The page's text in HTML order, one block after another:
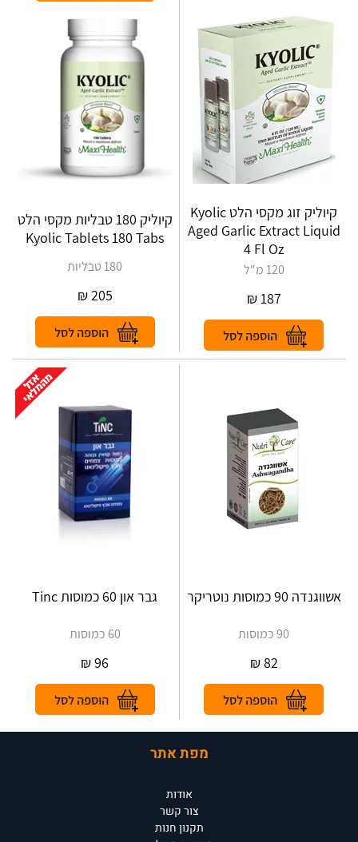
קיוליק זוג מקסי הלט Kyolic
Aged Garlic Extract Liquid
4 Fl Oz
120 מ"ל
187
₪
קיוליק 180 טבליות מקסי הלט
Kyolic Tablets 180 Tabs
180 טבליות
205
₪
אשווגנדה 90 כמוסות נוטריקר
90 כמוסות
82
₪
60 כמוסות
96
₪
מפת אתר
אודות
צור קשר
תקנון חנות